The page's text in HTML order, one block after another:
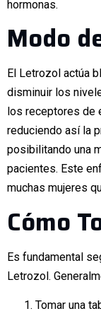
hormonas.
Modo
El Letrozol actúa
disminuir los
los receptores de
reduciendo así la
posibilitando una
pacientes. Este
muchas mujeres
Cómo
Es fundamental
Letrozol.
Tomar una